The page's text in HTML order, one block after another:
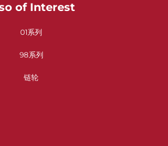
of Interest
01系列
98系列
链轮